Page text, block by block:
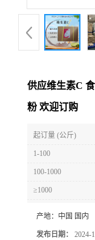
供应维生素C
粉 欢迎订购
起订量 (公斤)
1-100
100-1000
≥1000
产地： 中国 国内
发布日期： 2024-